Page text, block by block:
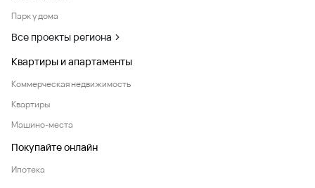
Парк у дома
Все проекты региона
Квартиры и апартаменты
Коммерческая недвижимость
Квартиры
Машино-места
Покупайте онлайн
Ипотека